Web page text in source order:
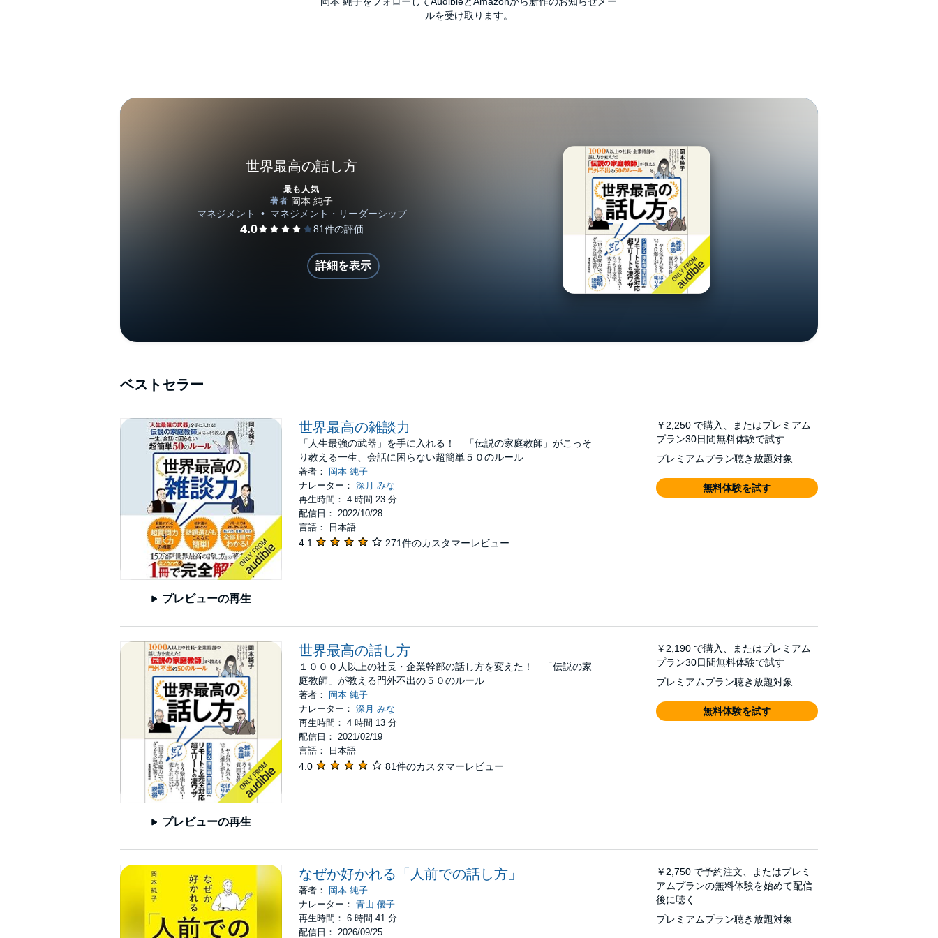
ルを受け取ります。
世界最高の話し方
最も人気
詳細を表示
ベストセラー
プレビューの再生
世界最高の雑談力
「人生最強の武器」を手に入れる！ 「伝説の家庭教師」がこっそ
り教える一生、会話に困らない超簡単５０のルール
著者：
岡本 純子
ナレーター： 深月 みな
再生時間： 4 時間 23 分
配信日： 2022/10/28
言語： 日本語
4.1 271件のカスタマーレビュー
￥2,250 で購入、またはプレミアム
プラン30日間無料体験で試す
プレミアムプラン聴き放題対象
無料体験を試す
プレビューの再生
世界最高の話し方
１０００人以上の社長・企業幹部の話し方を変えた！ 「伝説の家
庭教師」が教える門外不出の５０のルール
著者：
岡本 純子
ナレーター： 深月 みな
再生時間： 4 時間 13 分
配信日： 2021/02/19
言語： 日本語
4.0 81件のカスタマーレビュー
￥2,190 で購入、またはプレミアム
プラン30日間無料体験で試す
プレミアムプラン聴き放題対象
無料体験を試す
なぜか好かれる「人前での話し方」
著者：
岡本 純子
ナレーター： 青山 優子
再生時間： 6 時間 41 分
配信日： 2026/09/25
￥2,750 で予約注文、またはプレミ
アムプランの無料体験を始めて配信
後に聴く
プレミアムプラン聴き放題対象